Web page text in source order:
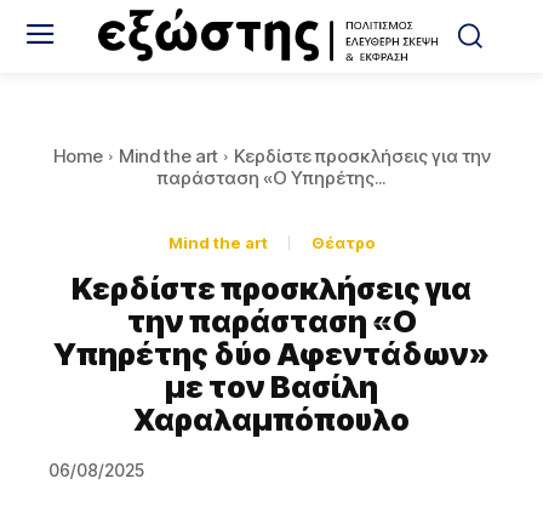
Home Mind the art
Κερδίστε προσκλήσεις για την
παράσταση «Ο Υπηρέτης...
Mind the art Θέατρο
Κερδίστε προσκλήσεις για
την παράσταση «Ο
Υπηρέτης δύο Αφεντάδων»
με τον Βασίλη
Χαραλαμπόπουλο
06/08/2025